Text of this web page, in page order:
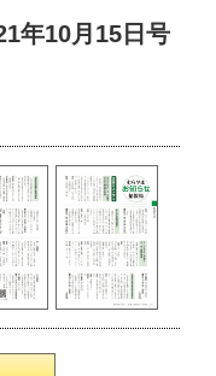
年10月15日号